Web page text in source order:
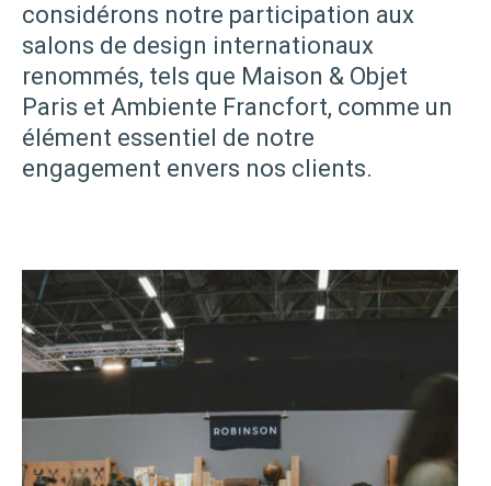
considérons notre participation aux
salons de design internationaux
renommés, tels que Maison & Objet
Paris et Ambiente Francfort, comme un
élément essentiel de notre
engagement envers nos clients.